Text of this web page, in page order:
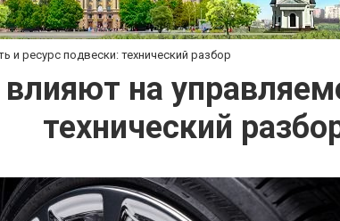
и ресурс подвески: технический разбор
на
технический